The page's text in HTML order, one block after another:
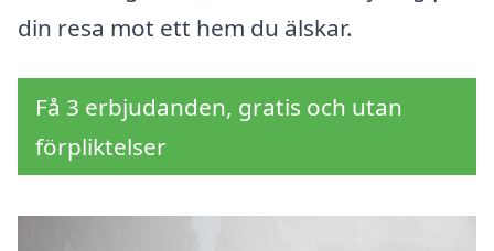
din resa mot ett hem du älskar.
Få 3 erbjudanden, gratis och utan
förpliktelser